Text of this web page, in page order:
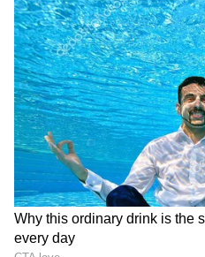
2
5
Image Credit : Asianet News
చిరంజీవి, ఎన్టీఆర్ కాంబినేషన్